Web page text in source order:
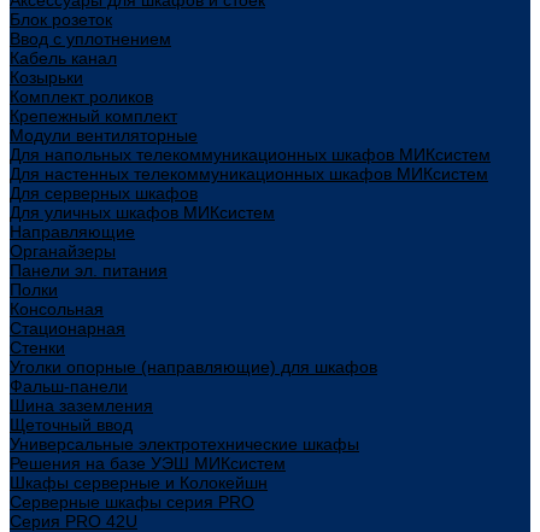
Блок розеток
Ввод с уплотнением
Кабель канал
Козырьки
Комплект роликов
Крепежный комплект
Модули вентиляторные
Для напольных телекоммуникационных шкафов МИКсистем
Для настенных телекоммуникационных шкафов МИКсистем
Для серверных шкафов
Для уличных шкафов МИКсистем
Направляющие
Органайзеры
Панели эл. питания
Полки
Консольная
Стационарная
Стенки
Уголки опорные (направляющие) для шкафов
Фальш-панели
Шина заземления
Щеточный ввод
Универсальные электротехнические шкафы
Решения на базе УЭШ МИКсистем
Шкафы серверные и Колокейшн
Серверные шкафы серия PRO
Серия PRO 42U